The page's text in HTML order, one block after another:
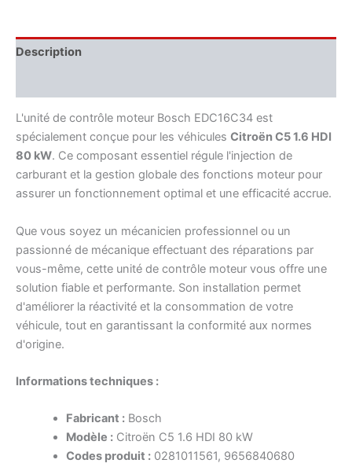
/
9656840680
Description
L'unité de contrôle moteur Bosch EDC16C34 est
spécialement conçue pour les véhicules Citroën C5 1.6 HDI
80 kW. Ce composant essentiel régule l'injection de
carburant et la gestion globale des fonctions moteur pour
assurer un fonctionnement optimal et une efficacité accrue.
Que vous soyez un mécanicien professionnel ou un
passionné de mécanique effectuant des réparations par
vous-même, cette unité de contrôle moteur vous offre une
solution fiable et performante. Son installation permet
d'améliorer la réactivité et la consommation de votre
véhicule, tout en garantissant la conformité aux normes
d'origine.
Informations techniques :
Fabricant :Bosch
Modèle :Citroën C5 1.6 HDI 80 kW
Codes produit :0281011561, 9656840680